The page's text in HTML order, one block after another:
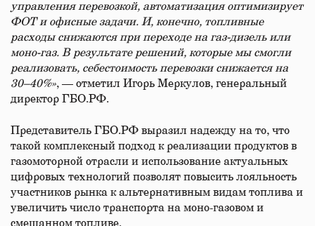
управления перевозкой, автоматизация оптимизирует
ФОТ и офисные задачи. И, конечно, топливные
расходы снижаются при переходе на газ-дизель или
моно-газ. В результате решений, которые мы смогли
реализовать, себестоимость перевозки снижается на
30–40%», — отметил Игорь Меркулов, генеральный
директор ГБО.РФ.
Представитель ГБО.РФ выразил надежду на то, что
такой комплексный подход к реализации продуктов в
газомоторной отрасли и использование актуальных
цифровых технологий позволят повысить лояльность
участников рынка к альтернативным видам топлива и
увеличить число транспорта на моно-газовом и
смешанном топливе.